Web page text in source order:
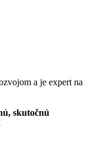
a je expert na
skutočnú